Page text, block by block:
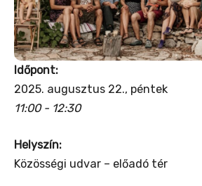
Időpont:
2025. augusztus 22., péntek
11:00 - 12:30
Helyszín:
Közösségi udvar – előadó tér